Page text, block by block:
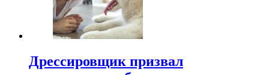
Дрессировщик призвал